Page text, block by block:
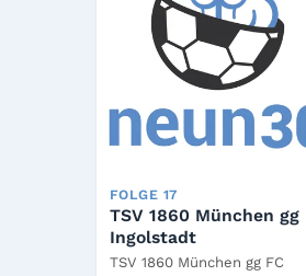
FOLGE 17
TSV 1860 München gg
Ingolstadt
TSV 1860 München gg FC